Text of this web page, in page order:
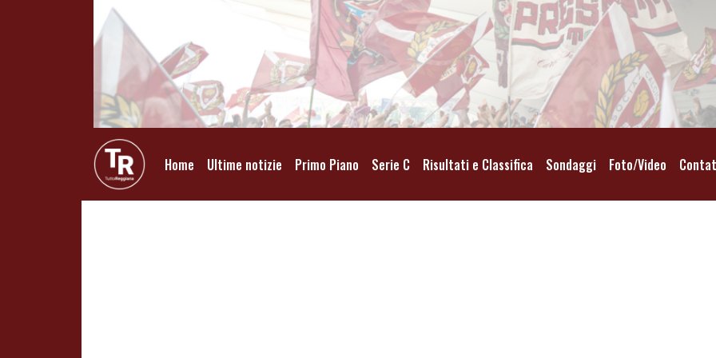
Home Ultime notizie Primo Piano Serie C Risultati e Classifica Sondaggi Foto/Video